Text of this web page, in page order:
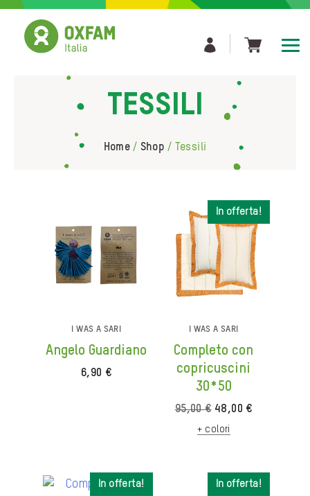
Skip
content
Tessili
home / shop / tessili
I WAS A SARI
Angelo Guardiano
6,90 €
In offerta!
In offerta!
I WAS A SARI
Completo con
copricuscini
30*50
95,00€
originale
48,00 €
+ colori
In offerta!
In offerta! In offerta!
In offerta!